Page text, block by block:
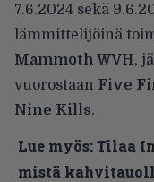
7.6.2024 sekä
lämmittelijöinä
Mammoth WVH,
vuorostaan Five
Nine Kills.
Lue myös:Tilaa
mistä